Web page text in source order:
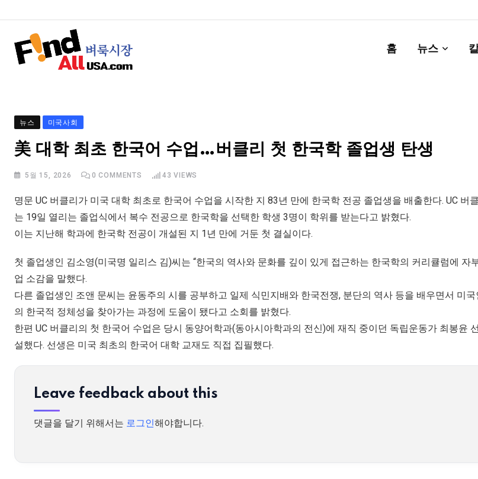
홈 뉴스
뉴스 미국사회
美 대학 최초 한국어 수업…버클리 첫 한국학 졸업생 탄생
5월 15, 2026 0 COMMENTS 43 VIEWS
명문 UC 버클리가 미국 대학 최초로 한국어 수업을 시작한 지 83년 만에 한국학 전공 졸업생을 배출한다. UC 버
는 19일 열리는 졸업식에서 복수 전공으로 한국학을 선택한 학생 3명이 학위를 받는다고 밝혔다.
이는 지난해 학과에 한국학 전공이 개설된 지 1년 만에 거둔 첫 결실이다.
첫 졸업생인 김소영(미국명 일리스 김)씨는 “한국의 역사와 문화를 깊이 있게 접근하는 한국학의 커리큘럼에 자
업 소감을 말했다.
다른 졸업생인 조앤 문씨는 윤동주의 시를 공부하고 일제 식민지배와 한국전쟁, 분단의 역사 등을 배우면서 미
의 한국적 정체성을 찾아가는 과정에 도움이 됐다고 소회를 밝혔다.
한편 UC 버클리의 첫 한국어 수업은 당시 동양어학과(동아시아학과의 전신)에 재직 중이던 독립운동가 최봉윤
설했다. 선생은 미국 최초의 한국어 대학 교재도 직접 집필했다.
Leave feedback about this
댓글을 달기 위해서는 로그인해야합니다.